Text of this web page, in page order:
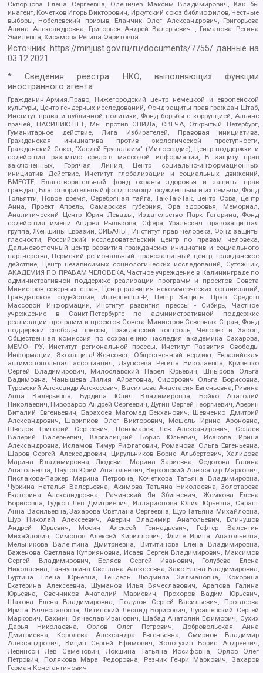
Скворцова Елена Сергеевна, Оленичев Максим Владимирович, Как бы
инагент, Кочетков Игорь Викторович, Иркутский союз библиофилов, Честные
выборы, Нобелевский призыв, Еланчик Олег Александрович, Григорьева
Алина Александровна, Григорьев Андрей Валерьевич , Гималова Регина
Эмилевна, Хисамова Регина Фаритовна
Источник: https://minjust.gov.ru/ru/documents/7755/ данные на
03.12.2021
* Сведения реестра НКО, выполняющих функции
иностранного агента:
Гражданин.Армия.Право, Нижегородский центр немецкой и европейской
культуры, Центр гендерных исследований, Фонд защиты прав граждан Штаб,
Институт права и публичной политики, Фонд борьбы с коррупцией, Альянс
врачей, НАСИЛИЮ.НЕТ, Мы против СПИДа, СВЕЧА, Открытый Петербург,
Гуманитарное действие, Лига Избирателей, Правовая инициатива,
Гражданская инициатива против экологической преступности,
Гражданский Союз, "Хасдей Ерушалаим" (Милосердие), Центр поддержки и
содействия развитию средств массовой информации, В защиту прав
заключенных, Горячая Линия, Центр социально-информационных
инициатив Действие, Институт глобализации и социальных движений,
ВМЕСТЕ, Благотворительный фонд охраны здоровья и защиты прав
граждан, Благотворительный фонд помощи осужденным и их семьям, Фонд
Тольятти, Новое время, Серебряная тайга, Так-Так-Так, центр Сова, центр
Анна, Проект Апрель, Самарская губерния, Эра здоровья, Мемориал,
Аналитический Центр Юрия Левады, Издательство Парк Гагарина, Фонд
содействия имени Андрея Рылькова, Сфера, Уральская правозащитная
группа, Женщины Евразии, СИБАЛЬТ, Институт прав человека, Фонд защиты
гласности, Российский исследовательский центр по правам человека,
Дальневосточный центр развития гражданских инициатив и социального
партнерства, Пермский региональный правозащитный центр, Гражданское
действие, Центр независимых социологических исследований, Сутяжник,
АКАДЕМИЯ ПО ПРАВАМ ЧЕЛОВЕКА, Частное учреждение в Калининграде по
административной поддержке реализации программ и проектов Совета
Министров северных стран, Центр развития некоммерческих организаций,
Гражданское содействие, Интернешнл-Р, Центр Защиты Прав Средств
Массовой Информации, Институт развития прессы - Сибирь, Частное
учреждение в Санкт-Петербурге по административной поддержке
реализации программ и проектов Совета Министров Северных Стран, Фонд
поддержки свободы прессы, Гражданский контроль, Человек и Закон,
Общественная комиссия по сохранению наследия академика Сахарова,
МЕМО. РУ, Институт региональной прессы, Институт Развития Свободы
Информации, Экозащита!-Женсовет, Общественный вердикт, Евразийская
антимонопольная ассоциация, Дзугкоева Регина Николаевна, Кривенко
Сергей Владимирович, Милославский Павел Юрьевич, Шнырова Ольга
Вадимовна, Чанышева Лилия Айратовна, Сидорович Ольга Борисовна,
Туровский Александр Алексеевич, Васильева Анастасия Евгеньевна, Ривина
Анна Валерьевна, Бурдина Юлия Владимировна, Бойко Анатолий
Николаевич, Пивоваров Андрей Сергеевич, Дугин Сергей Георгиевич, Аверин
Виталий Евгеньевич, Барахоев Магомед Бекханович, Шевченко Дмитрий
Александрович, Шарипков Олег Викторович, Мошель Ирина Ароновна,
Шведов Григорий Сергеевич, Пономарев Лев Александрович, Созаев
Валерий Валерьевич, Каргалицкий Борис Юльевич, Исакова Ирина
Александровна, Исламов Тимур Рифгатович, Романова Ольга Евгеньевна,
Щаров Сергей Алексадрович, Цирульников Борис Альбертович, Халидова
Марина Владимировна, Людевиг Марина Зариевна, Федотова Галина
Анатольевна, Паутов Юрий Анатольевич, Верховский Александр Маркович,
Пислакова-Паркер Марина Петровна, Кочеткова Татьяна Владимировна,
Чуркина Наталья Валерьевна, Акимова Татьяна Николаевна, Золотарева
Екатерина Александровна, Рачинский Ян Збигневич, Жемкова Елена
Борисовна, Гудков Лев Дмитриевич, Илларионова Юлия Юрьевна, Саранг
Анна Васильевна, Захарова Светлана Сергеевна, Щур Татьяна Михайловна,
Щур Николай Алексеевич, Аверин Владимир Анатольевич, Блинушов
Андрей Юрьевич, Мосин Алексей Геннадьевич, Гефтер Валентин
Михайлович, Симонов Алексей Кириллович, Флиге Ирина Анатольевна,
Мельникова Валентина Дмитриевна, Вититинова Елена Владимировна,
Баженова Светлана Куприяновна, Исаев Сергей Владимирович, Максимов
Сергей Владимирович, Беляев Сергей Иванович, Голубева Елена
Николаевна, Ганнушкина Светлана Алексеевна, Закс Елена Владимировна,
Буртина Елена Юрьевна, Гендель Людмила Залмановна, Кокорина
Екатерина Алексеевна, Шуманов Илья Вячеславович, Арапова Галина
Юрьевна, Свечников Анатолий Мариевич, Прохоров Вадим Юрьевич,
Шахова Елена Владимировна, Подузов Сергей Васильевич, Протасова
Ирина Вячеславовна, Литинский Леонид Борисович, Лукашевский Сергей
Маркович, Бахмин Вячеслав Иванович, Шабад Анатолий Ефимович, Сухих
Дарья Николаевна, Орлов Олег Петрович, Добровольская Анна
Дмитриевна, Королева Александра Евгеньевна, Смирнов Владимир
Александрович, Вицин Сергей Ефимович, Золотухин Борис Андреевич,
Левинсон Лев Семенович, Локшина Татьяна Иосифовна, Орлов Олег
Петрович, Полякова Мара Федоровна, Резник Генри Маркович, Захаров
Герман Константинович